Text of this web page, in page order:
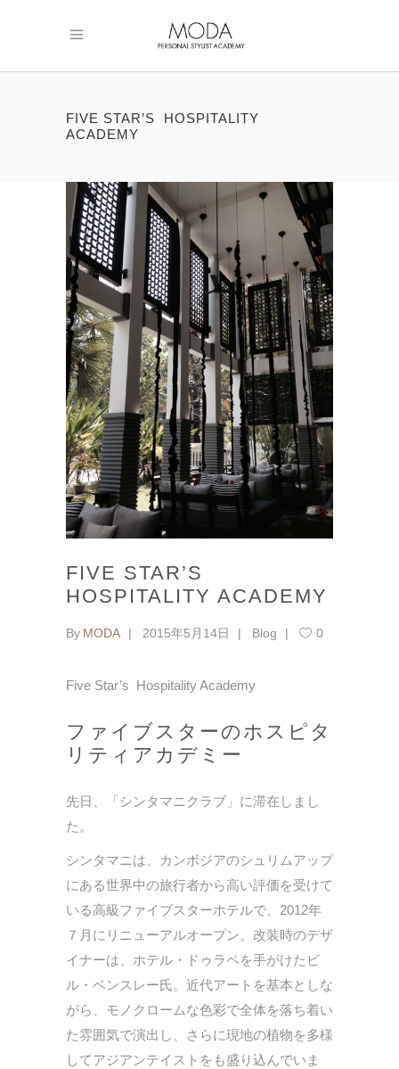
FIVE STAR’S HOSPITALITY
ACADEMY
FIVE STAR’S
HOSPITALITY ACADEMY
By MODA 2015年5月14日 Blog 0
Five Star’s Hospitality Academy
ファイブスターのホスピタ
リティアカデミー
先日、「シンタマニクラブ」に滞在しまし
た。
シンタマニは、カンボジアのシュリムアップ
にある世界中の旅行者から高い評価を受けて
いる高級ファイブスターホテルで、2012年
７月にリニューアルオープン。改装時のデザ
イナーは、ホテル・ドゥラペを手がけたビ
ル・ベンスレー氏。近代アートを基本としな
がら、モノクロームな色彩で全体を落ち着い
た雰囲気で演出し、さらに現地の植物を多様
してアジアンテイストをも盛り込んでいま